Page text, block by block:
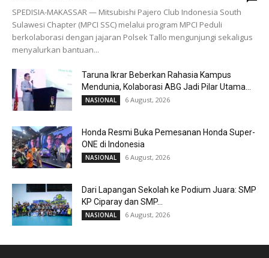
SPEDISIA-MAKASSAR — Mitsubishi Pajero Club Indonesia South
Sulawesi Chapter (MPCI SSC) melalui program MPCI Peduli
berkolaborasi dengan jajaran Polsek Tallo mengunjungi sekaligus
menyalurkan bantuan...
Taruna Ikrar Beberkan Rahasia Kampus
Mendunia, Kolaborasi ABG Jadi Pilar Utama...
NASIONAL 6 August, 2026
Honda Resmi Buka Pemesanan Honda Super-
ONE di Indonesia
NASIONAL 6 August, 2026
Dari Lapangan Sekolah ke Podium Juara: SMP
KP Ciparay dan SMP...
NASIONAL 6 August, 2026